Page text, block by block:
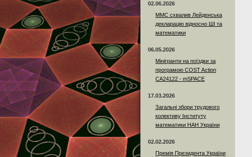
02.06.2026
ММС схвалив Лейденська
декларацію відносно ШІ та
математики
06.05.2026
Мінігранти на поїздки за
програмою COST Action
CA24122 - mSPACE
17.03.2026
Загальні збори трудового
колективу Інституту
математики НАН України
02.02.2026
Премія Президента України